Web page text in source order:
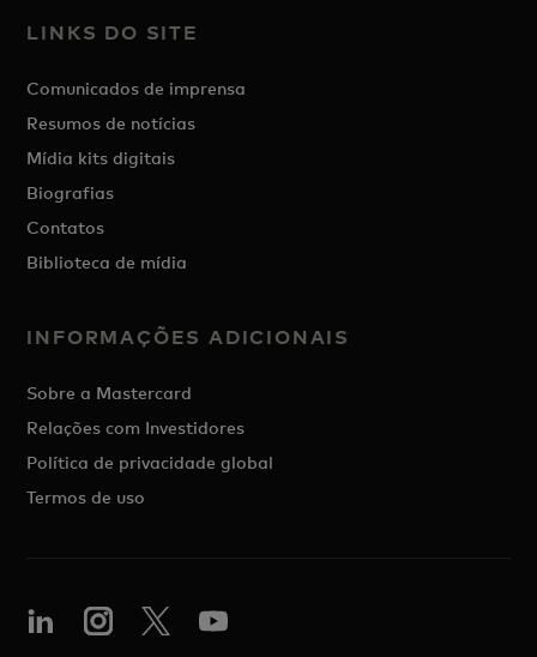
LINKS DO SITE
Comunicados de imprensa
Resumos de notícias
Mídia kits digitais
Biografias
Contatos
Biblioteca de mídia
INFORMAÇÕES ADICIONAIS
Sobre a Mastercard
Relações com Investidores
Política de privacidade global
Termos de uso